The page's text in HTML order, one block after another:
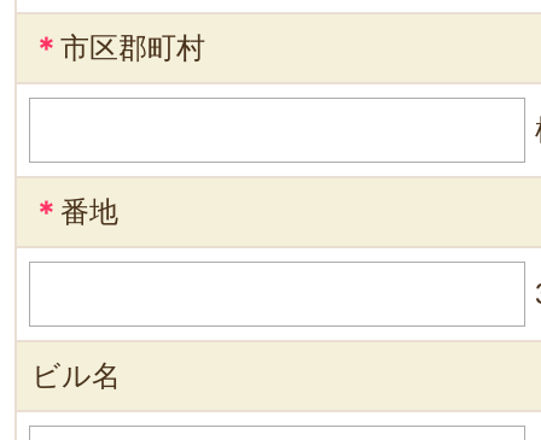
＊ 市区郡町村
＊ 番地
ビル名